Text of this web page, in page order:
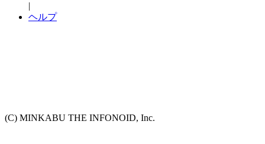
|
ヘルプ
(C) MINKABU THE INFONOID, Inc.